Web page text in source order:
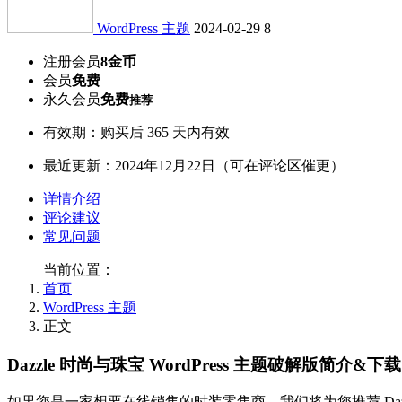
WordPress 主题 2024-02-29 8
注册会员8金币
会员免费
永久会员免费推荐
有效期：购买后 365 天内有效
最近更新：2024年12月22日（可在评论区催更）
详情介绍
评论建议
常见问题
当前位置：
首页
WordPress 主题
正文
Dazzle 时尚与珠宝 WordPress 主题破解版简介&下载